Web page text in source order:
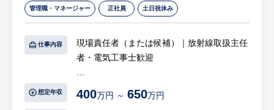
仕組みづくりを行っています。
茨城支店（日立市）は営業4名、技術職6名、
事務1名で構成されております。メンバーと
す。
【営業スタイル】
行っていただきます。
・官公庁及び大手、準大手企業顧客が多く、
顧客との距離近く良きパートナーとして関係
感が強いためご相談事が日々多く寄せられま
管理職・マネージャー 正社員 土日祝休み
仕事内容
現場責任者（または候補）｜放射線取扱主任
者・電気工事士歓迎
・医療機器、大学研究機関の放射線関連機器
想定年収 400万円 ～ 650万円